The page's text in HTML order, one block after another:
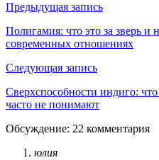
Предыдущая запись
Полигамия: что это за зверь и
современных отношениях
Следующая запись
Сверхспособности индиго:
часто не понимают
Обсуждение: 22 комментария
юлия